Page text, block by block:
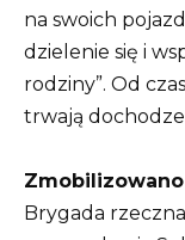
na swoich
dzielenie się i
rodziny”. Od
trwają
Brygada